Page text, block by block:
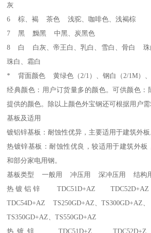
灰
6 棕、褐 茶色 浅驼、咖啡色、浅褐棕
7 黑 黝黑 中黑、炭黑色
8 白 白灰、帝王白、乳白、雪白、骨白 珠
珠白、霜白
* 背面颜色 黄绿色（2/1）、钢白（2/1M）、
经典颜色：用户订货量多的颜色。可供颜色：
提供的颜色。除以上颜色外宝钢还可根据用户需
基板及适用
镀铝锌基板：耐蚀性优异，主要适用于建筑外板
热镀锌基板：耐蚀性优良，较适用于建筑外板
和部分家电用钢。
基板类型 一般用 冲压用 深冲压用 结构
热镀铝锌 TDC51D+AZ TDC52D+AZ
TDC54D+AZ TS250GD+AZ、TS300GD+AZ、
TS350GD+AZ、TS550GD+AZ
热镀锌 TDC51D+Z TDC52D+Z